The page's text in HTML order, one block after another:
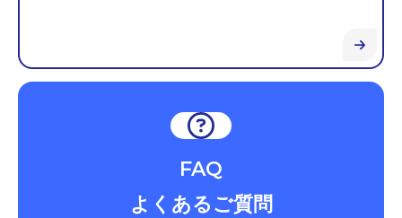
FAQ
よくあるご質問